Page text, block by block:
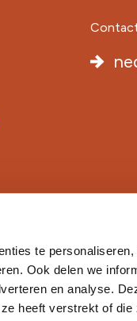
te
Ook delen we
en analyse.
heeft verstrekt of